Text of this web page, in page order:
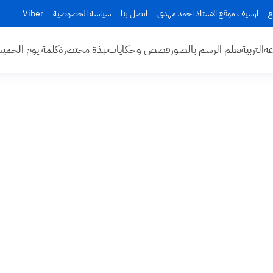
ارشيف موقع الاستاذ احمد مهدي اتصل بنا سياسة الخصوصية Viber
التربيةتعلم الرسم بالصورقصص وحكاياتنبذة مختصرةكلمة يوم